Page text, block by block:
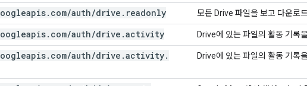
. com/auth/drive . readonly 모든 Drive 파일을 보고 다운로
. com/auth/drive .activity Drive에 있는 파일의 활동 기록
. com/auth/drive .activity.
Drive에 있는 파일의 활동 기록